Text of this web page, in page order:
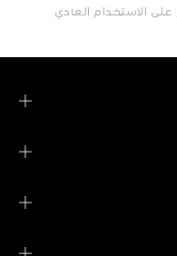
الاستخدام العادي